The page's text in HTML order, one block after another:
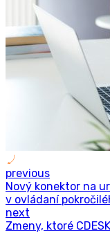
previous
Nový konektor na
v ovládaní
next
Zmeny, ktoré